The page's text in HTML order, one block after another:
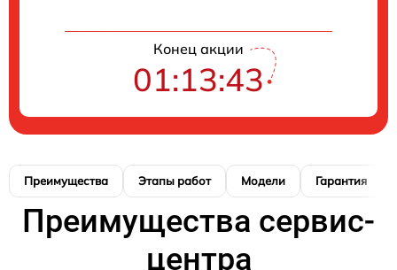
Конец акции
01:13:42
Преимущества Этапы работ Модели Гарантия
Преимущества сервис-
центра